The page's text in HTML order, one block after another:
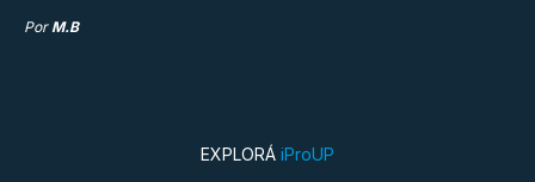
Por M.B
EXPLORÁ iProUP